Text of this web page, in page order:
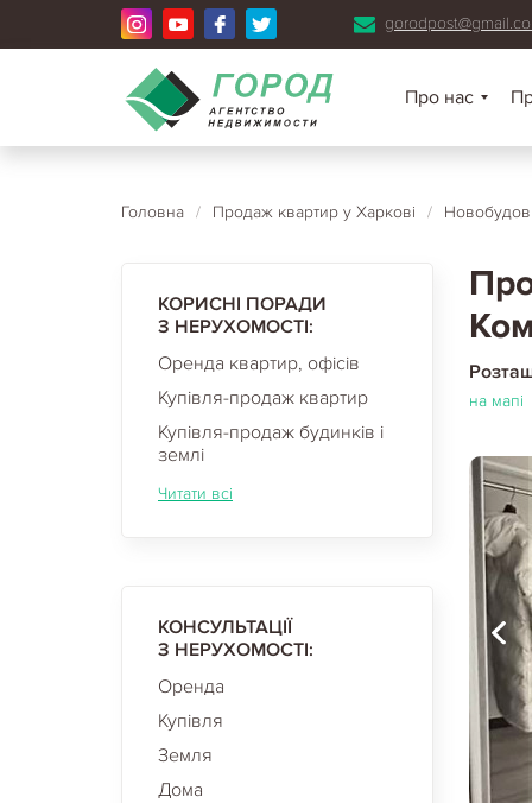
Про нас
Головна / Продаж квартир у Харкові /
КОРИСНІ ПОРАДИ
З НЕРУХОМОСТІ:
Оренда квартир, офісів
Купівля-продаж квартир
Купівля-продаж будинків і
землі
Читати всі
КОНСУЛЬТАЦІЇ
З НЕРУХОМОСТІ:
Оренда
Купівля
Земля
Дома
на мапі